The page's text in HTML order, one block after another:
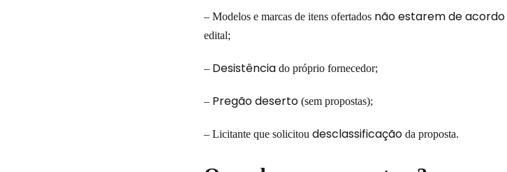
– Modelos e marcas de itens ofertados não estarem de acordo
edital;
– Desistência do próprio fornecedor;
– Pregão deserto (sem propostas);
– Licitante que solicitoudesclassificação da proposta.